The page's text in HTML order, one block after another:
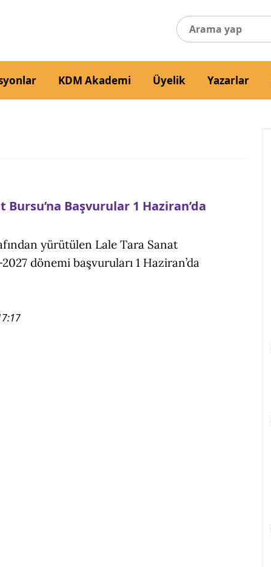
KDM Akademi Üyelik Yazarlar
Bursu’na Başvurular 1 Haziran’da
yürütülen Lale Tara Sanat
dönemi başvuruları 1 Haziran’da